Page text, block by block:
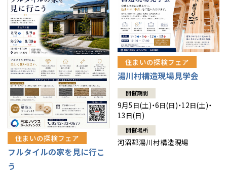
住まいの探検フェア
フルタイルの家を見に行こ
う
住まいの探検フェア
湯川村構造現場見学会
開催期間
9月5日(土)・6日(日)・12日(土)・
13日(日)
開催場所
河沼郡湯川村構造現場